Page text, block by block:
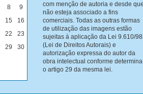
8
9
15
16
22
23
29
30
com menção de autoria e desde
não esteja associado a fins
comerciais. Todas as outras formas
de utilização das imagens estão
sujeitas à aplicação da Lei 9.610/98
(Lei de Direitos Autorais) e
autorização expressa do autor da
obra intelectual conforme determina
o artigo 29 da mesma lei.